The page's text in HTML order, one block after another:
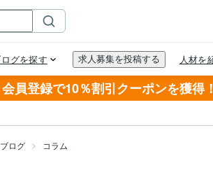
会員登録で10％割引クーポンを獲得！
ブログ コラム